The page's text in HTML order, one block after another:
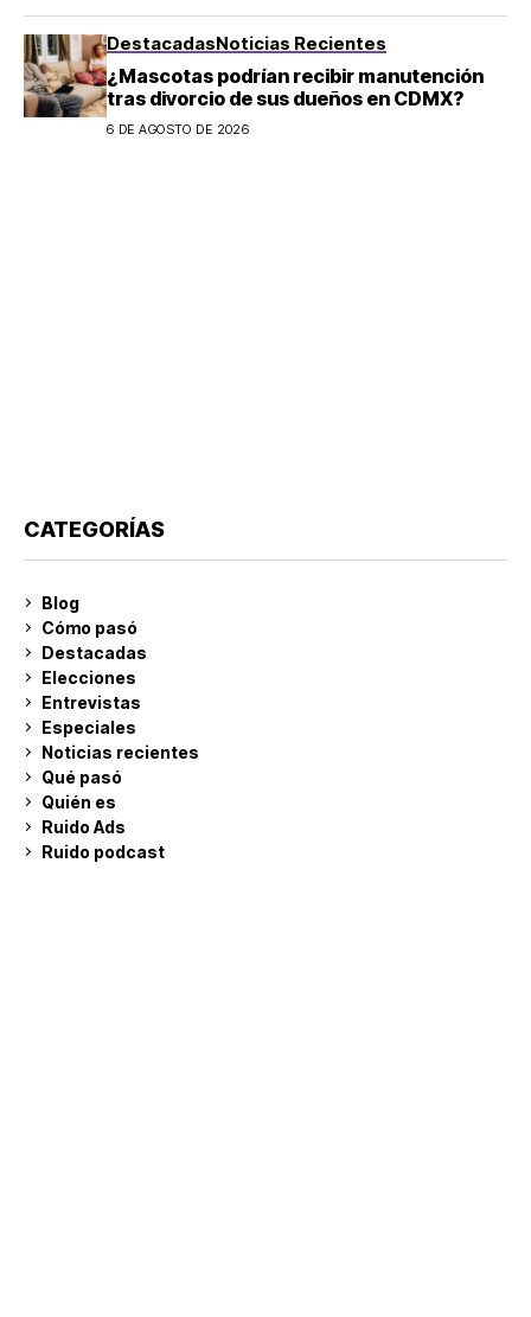
DestacadasNoticias Recientes
¿Mascotas podrían recibir manutención
tras divorcio de sus dueños en CDMX?
6 DE AGOSTO DE 2026
CATEGORÍAS
Blog
Cómo pasó
Destacadas
Elecciones
Entrevistas
Especiales
Noticias recientes
Qué pasó
Quién es
Ruido Ads
Ruido podcast